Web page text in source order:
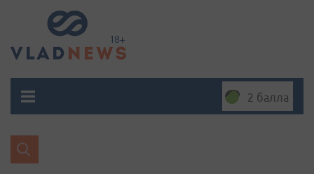
2 балла